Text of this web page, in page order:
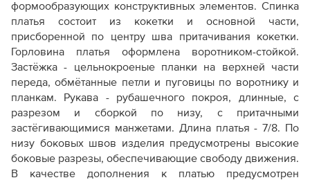
формообразующих конструктивных элементов. Спинка
платья состоит из кокетки и основной части,
присборенной по центру шва притачивания кокетки.
Горловина платья оформлена воротником-стойкой.
Застёжка - цельнокроеные планки на верхней части
переда, обмётанные петли и пуговицы по воротнику и
планкам. Рукава - рубашечного покроя, длинные, с
разрезом и сборкой по низу, с притачными
застёгивающимися манжетами. Длина платья - 7/8. По
низу боковых швов изделия предусмотрены высокие
боковые разрезы, обеспечивающие свободу движения.
В качестве дополнения к платью предусмотрен